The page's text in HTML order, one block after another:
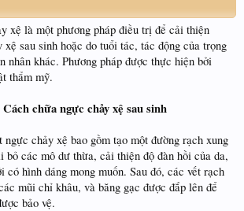
xệ là một phương pháp điều trị để cải thiện
sau sinh hoặc do tuổi tác, tác động của trọng
nhân khác. Phương pháp được thực hiện bởi
thẩm mỹ.
Cách chữa ngực chảy xệ sau sinh
ngực chảy xệ bao gồm tạo một đường rạch xung
bỏ các mô dư thừa, cải thiện độ đàn hồi của da,
hình dáng mong muốn. Sau đó, các vết rạch
mũi chỉ khâu, và băng gạc được đắp lên để
bảo vệ.